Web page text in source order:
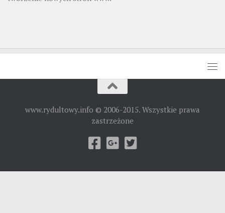
www.rydultowy.info © 2006-2015. Wszystkie prawa
zastrzeżone